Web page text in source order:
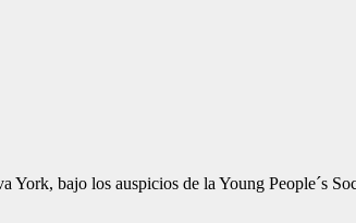
bajo los auspicios de la Young People´s